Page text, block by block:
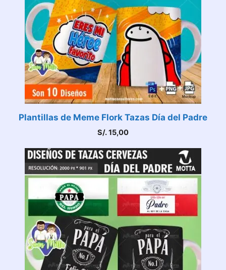
Plantillas de Meme Flork Tazas Día del Padre
S/.15,00